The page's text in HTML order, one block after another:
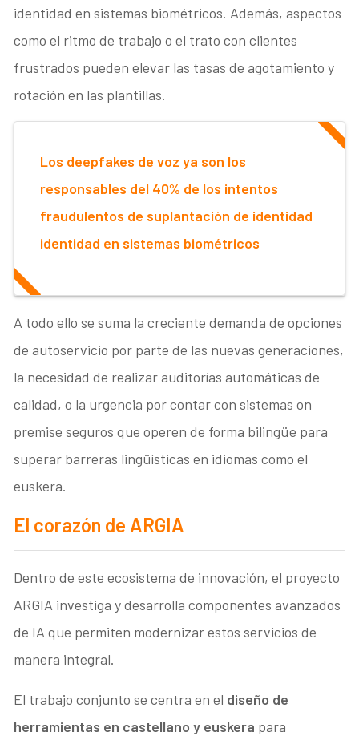
identidad en sistemas biométricos. Además, aspectos
como el ritmo de trabajo o el trato con clientes
frustrados pueden elevar las tasas de agotamiento y
rotación en las plantillas.
Los deepfakes de voz ya son los
responsables del 40% de los intentos
fraudulentos de suplantación de identidad
identidad en sistemas biométricos
A todo ello se suma la creciente demanda de opciones
de autoservicio por parte de las nuevas generaciones,
la necesidad de realizar auditorías automáticas de
calidad, o la urgencia por contar con sistemas on
premise seguros que operen de forma bilingüe para
superar barreras lingüísticas en idiomas como el
euskera.
El corazón de ARGIA
Dentro de este ecosistema de innovación, el proyecto
ARGIA investiga y desarrolla componentes avanzados
de IA que permiten modernizar estos servicios de
manera integral.
El trabajo conjunto se centra en el diseño de
herramientas en castellano y euskera para